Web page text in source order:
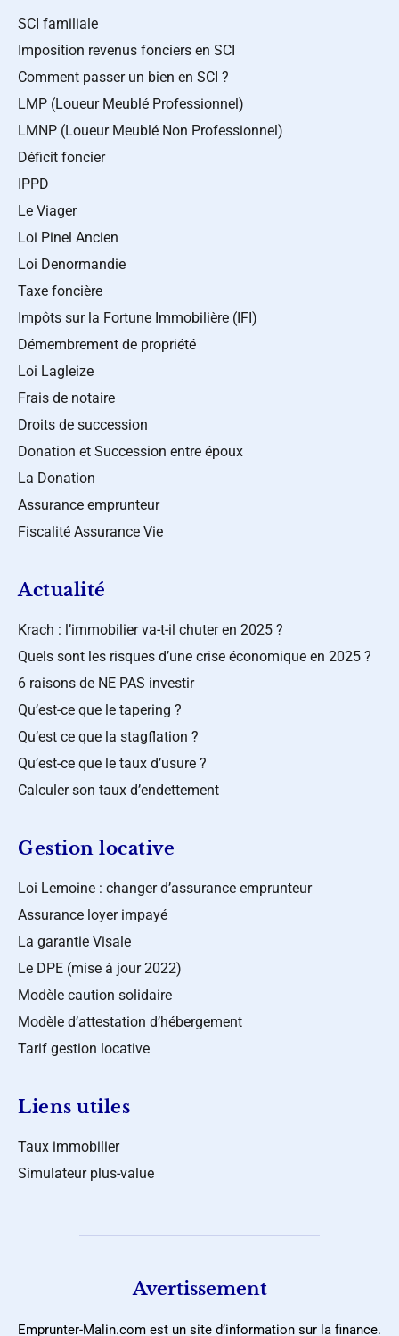
SCI familiale
Imposition revenus fonciers en SCI
Comment passer un bien en SCI ?
LMP (Loueur Meublé Professionnel)
LMNP (Loueur Meublé Non Professionnel)
Déficit foncier
IPPD
Le Viager
Loi Pinel Ancien
Loi Denormandie
Taxe foncière
Impôts sur la Fortune Immobilière (IFI)
Démembrement de propriété
Loi Lagleize
Frais de notaire
Droits de succession
Donation et Succession entre époux
La Donation
Assurance emprunteur
Fiscalité Assurance Vie
Actualité
Krach : l’immobilier va-t-il chuter en 2025 ?
Quels sont les risques d’une crise économique en 2025 ?
6 raisons de NE PAS investir
Qu’est-ce que le tapering ?
Qu’est ce que la stagflation ?
Qu’est-ce que le taux d’usure ?
Calculer son taux d’endettement
Gestion locative
Loi Lemoine : changer d’assurance emprunteur
Assurance loyer impayé
La garantie Visale
Le DPE (mise à jour 2022)
Modèle caution solidaire
Modèle d’attestation d’hébergement
Tarif gestion locative
Liens utiles
Taux immobilier
Simulateur plus-value
Avertissement
Emprunter-Malin.com est un site d’information sur la finance.